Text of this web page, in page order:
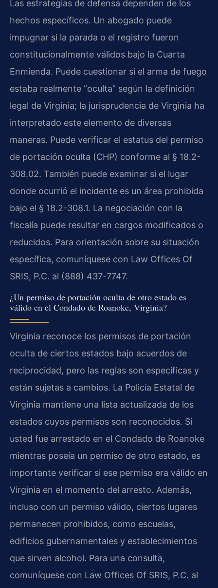
Las estrategias de defensa dependen de los
hechos específicos. Un abogado puede
impugnar si la parada o el registro fueron
constitucionalmente válidos bajo la Cuarta
Enmienda. Puede cuestionar si el arma de fuego
estaba realmente “oculta” según la definición
legal de Virginia; la jurisprudencia de Virginia ha
interpretado este elemento de diversas
maneras. Puede verificar el estatus del permiso
de portación oculta (CHP) conforme al § 18.2-
308.02. También puede examinar si el lugar
donde ocurrió el incidente es un área prohibida
bajo el § 18.2-308.1. La negociación con la
fiscalía puede resultar en cargos modificados o
reducidos. Para orientación sobre su situación
específica, comuníquese con Law Offices Of
SRIS, P.C. al (888) 437-7747.
¿Un permiso de portación oculta de otro estado es
válido en el Condado de Roanoke, Virginia?
Virginia reconoce los permisos de portación
oculta de ciertos estados bajo acuerdos de
reciprocidad, pero las reglas son específicas y
están sujetas a cambios. La Policía Estatal de
Virginia mantiene una lista actualizada de los
estados cuyos permisos son reconocidos. Si
usted fue arrestado en el Condado de Roanoke
mientras poseía un permiso de otro estado, es
importante verificar si ese permiso era válido en
Virginia en el momento del arresto. Además,
incluso con un permiso válido, ciertos lugares
permanecen prohibidos, como escuelas,
edificios gubernamentales y establecimientos
que sirven alcohol. Para una consulta,
comuníquese con Law Offices Of SRIS, P.C. al